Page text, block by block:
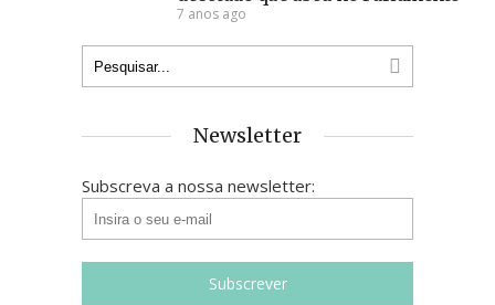
7 anos ago
Newsletter
Subscreva a nossa newsletter: